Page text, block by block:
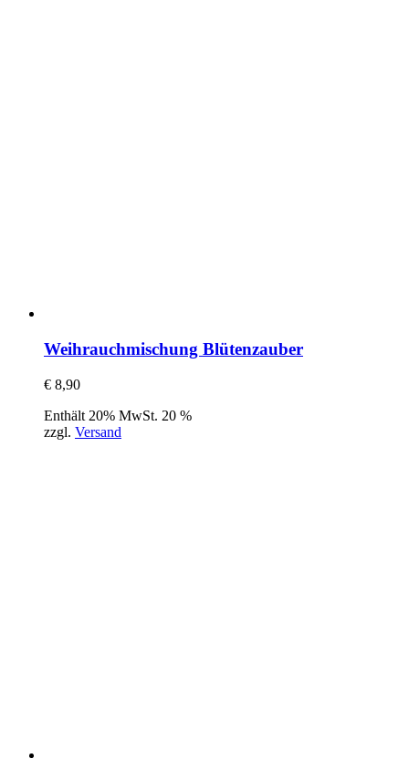
Weihrauchmischung Blütenzauber
€ 8,90
Enthält 20% MwSt. 20 %
zzgl. Versand